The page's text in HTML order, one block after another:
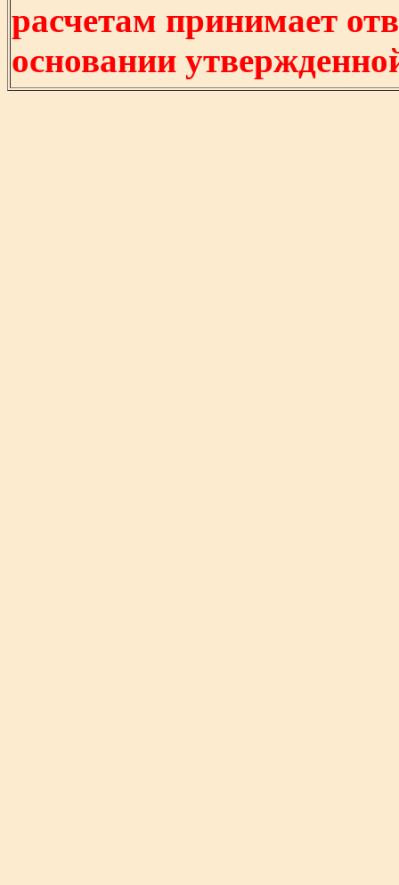
расчетам принимает
основании